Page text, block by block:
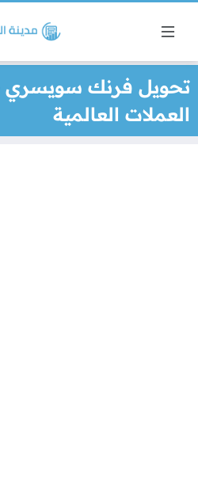
تحويل فرنك سويسري
العملات العالمية